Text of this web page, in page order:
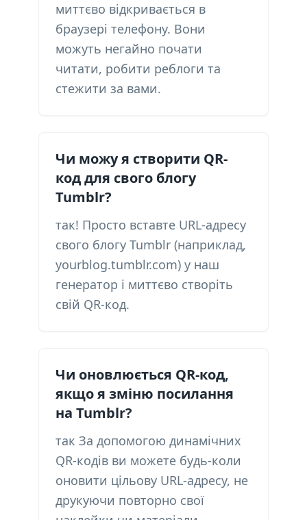
миттєво відкривається в
браузері телефону. Вони
можуть негайно почати
читати, робити реблоги та
стежити за вами.
Чи можу я створити QR-
код для свого блогу
Tumblr?
так! Просто вставте URL-адресу
свого блогу Tumblr (наприклад,
yourblog.tumblr.com) у наш
генератор і миттєво створіть
свій QR-код.
Чи оновлюється QR-код,
якщо я зміню посилання
на Tumblr?
так За допомогою динамічних
QR-кодів ви можете будь-коли
оновити цільову URL-адресу, не
друкуючи повторно свої